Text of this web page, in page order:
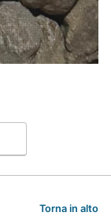
Torna in alto